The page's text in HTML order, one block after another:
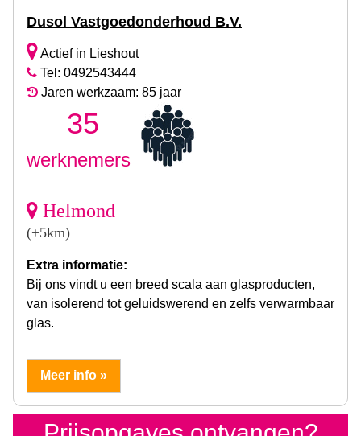
Dusol Vastgoedonderhoud B.V.
Actief in Lieshout
Tel: 0492543444
Jaren werkzaam: 85 jaar
35
werknemers
Helmond
(+5km)
Extra informatie:
Bij ons vindt u een breed scala aan glasproducten,
van isolerend tot geluidswerend en zelfs verwarmbaar
glas.
Meer info »